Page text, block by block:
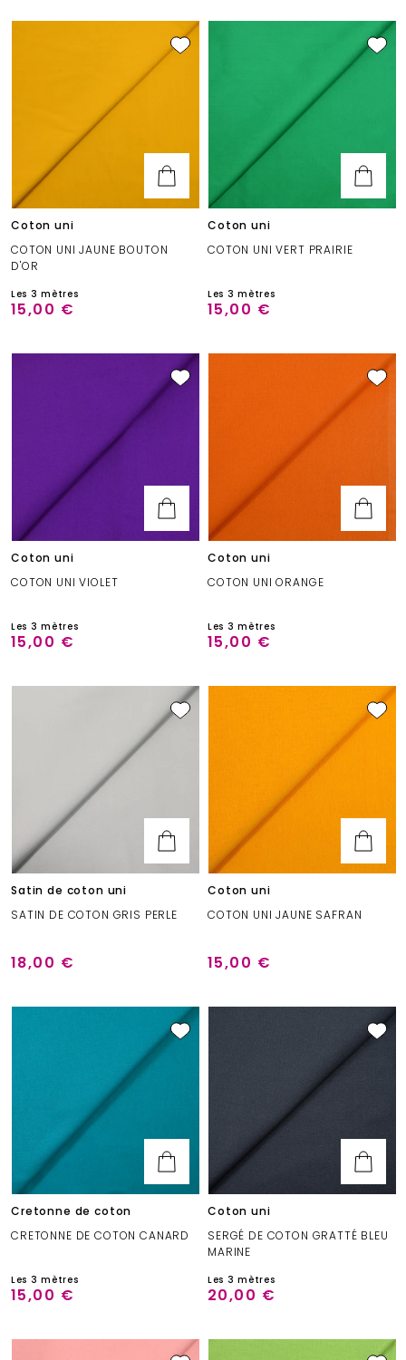
Coton uni
COTON UNI JAUNE BOUTON
D'OR
Les 3 mètres
15,00 €
Coton uni
COTON UNI VERT PRAIRIE
Les 3 mètres
15,00 €
Coton uni
COTON UNI VIOLET
Les 3 mètres
15,00 €
Coton uni
COTON UNI ORANGE
Les 3 mètres
15,00 €
Satin de coton uni
SATIN DE COTON GRIS PERLE
18,00 €
Coton uni
COTON UNI JAUNE SAFRAN
15,00 €
Cretonne de coton
CRETONNE DE COTON CANARD
Les 3 mètres
15,00 €
Coton uni
SERGÉ DE COTON GRATTÉ BLEU
MARINE
Les 3 mètres
20,00 €